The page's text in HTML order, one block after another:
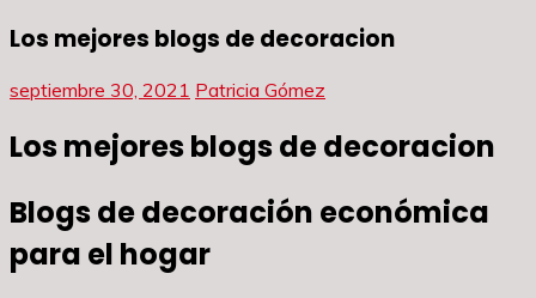
Los mejores blogs de decoracion
septiembre 30, 2021 Patricia Gómez
Los mejores blogs de decoracion
Blogs de decoración económica
para el hogar